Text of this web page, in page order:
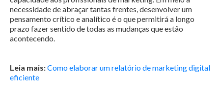
necessidade de abraçar tantas frentes, desenvolver um
pensamento crítico e analítico é o que permitirá a longo
prazo fazer sentido de todas as mudanças que estão
acontecendo.
Leia mais:Como elaborar um relatório de marketing digital
eficiente